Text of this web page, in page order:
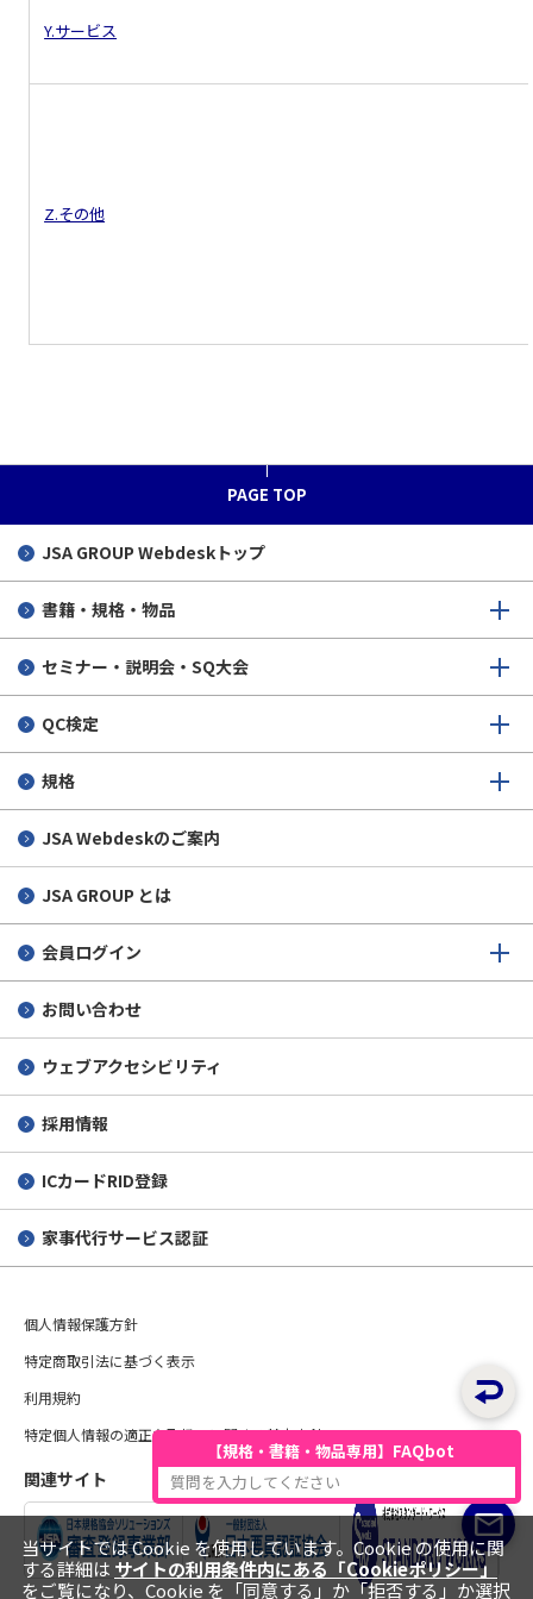
Y.サービス
Z.その他
PAGE TOP
JSA GROUP Webdeskトップ
書籍・規格・物品
セミナー・説明会・SQ大会
QC検定
規格
JSA Webdeskのご案内
JSA GROUP とは
会員ログイン
お問い合わせ
ウェブアクセシビリティ
採用情報
ICカードRID登録
家事代行サービス認証
個人情報保護方針
特定商取引法に基づく表示
利用規約
特定個人情報の適正な取扱いに関する基本方針
関連サイト
当サイトでは Cookie を使用しています。Cookie の使用に関
する詳細は サイトの利用条件内にある「Cookieポリシー」
をご覧になり、Cookie を「同意する」か「拒否する」か選択
【規格・書籍・物品専用】FAQbot
質問を入力してください